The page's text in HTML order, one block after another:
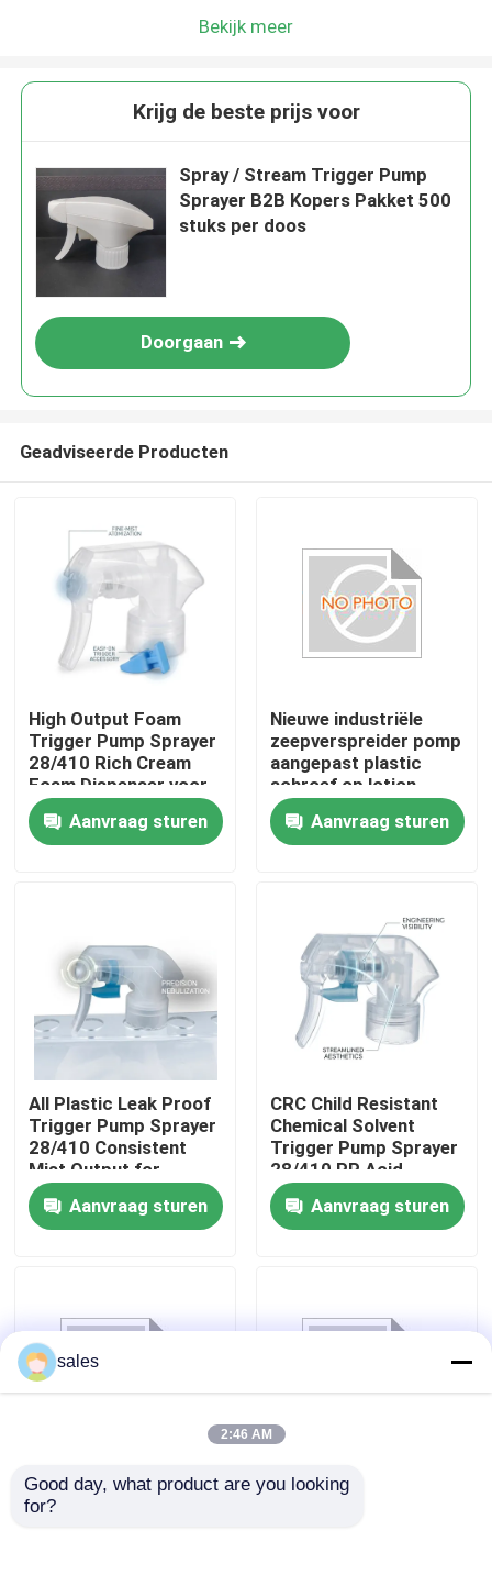
Producten
Over ons
Fabriekstocht
Kwaliteitscontrole
Nieuws
De Spuitbus van de parfumpomp
Bekijk meer
Krijg de beste prijs voor
Spray / Stream Trigger Pump
Sprayer B2B Kopers Pakket 500
stuks per doos
Doorgaan
Geadviseerde Producten
High Output Foam
Trigger Pump Sprayer
28/410 Rich Cream
Foam Dispenser voor
badkamer
tegelreinigingsproducten
Aanvraag sturen
Nieuwe industriële
zeepverspreider pomp
aangepast plastic
schroef op lotion
pomp K201-4
Aanvraag sturen
All Plastic Leak Proof
Trigger Pump Sprayer
28/410 Consistent
Mist Output for
Household Cleaning
BottlesAanvraag sturen
CRC Child Resistant
Chemical Solvent
Trigger Pump Sprayer
28/410 PP Acid
Resistant for
Industrial Cleaning
Aanvraag sturen
Trigger Sprayer
28/400 28/410 PP
Trigger Sprayer
sales
2:46 AM
Good day, what product are you looking
for?